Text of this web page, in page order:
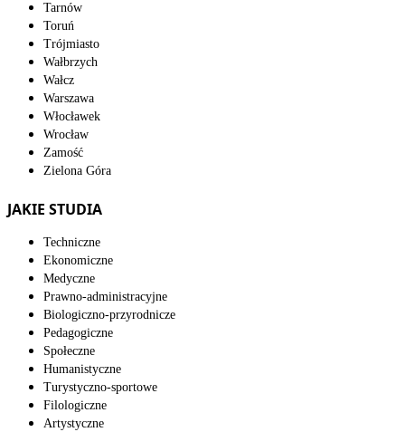
Tarnów
Toruń
Trójmiasto
Wałbrzych
Wałcz
Warszawa
Włocławek
Wrocław
Zamość
Zielona Góra
JAKIE STUDIA
Techniczne
Ekonomiczne
Medyczne
Prawno-administracyjne
Biologiczno-przyrodnicze
Pedagogiczne
Społeczne
Humanistyczne
Turystyczno-sportowe
Filologiczne
Artystyczne